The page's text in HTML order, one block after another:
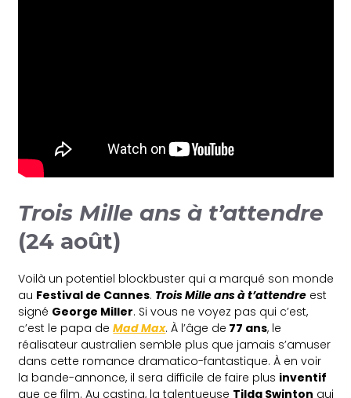
Trois Mille ans à t’attendre
(24 août)
Voilà un potentiel blockbuster qui a marqué son monde
au Festival de Cannes. Trois Mille ans à t’attendre est
signé George Miller. Si vous ne voyez pas qui c’est,
c’est le papa deMad Max. À l’âge de 77 ans, le
réalisateur australien semble plus que jamais s’amuser
dans cette romance dramatico-fantastique. À en voir
la bande-annonce, il sera difficile de faire plus inventif
que ce film. Au casting, la talentueuse Tilda Swinton qui